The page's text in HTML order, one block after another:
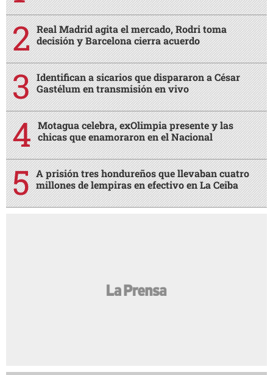
Real Madrid agita el mercado, Rodri toma
decisión y Barcelona cierra acuerdo
Identifican a sicarios que dispararon a César
Gastélum en transmisión en vivo
Motagua celebra, exOlimpia presente y las
chicas que enamoraron en el Nacional
A prisión tres hondureños que llevaban cuatro
millones de lempiras en efectivo en La Ceiba